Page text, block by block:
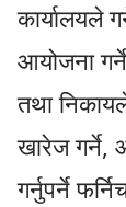
कार्यालयले
आयोजना
तथा
खारेज गर्ने,
गर्नुपर्ने